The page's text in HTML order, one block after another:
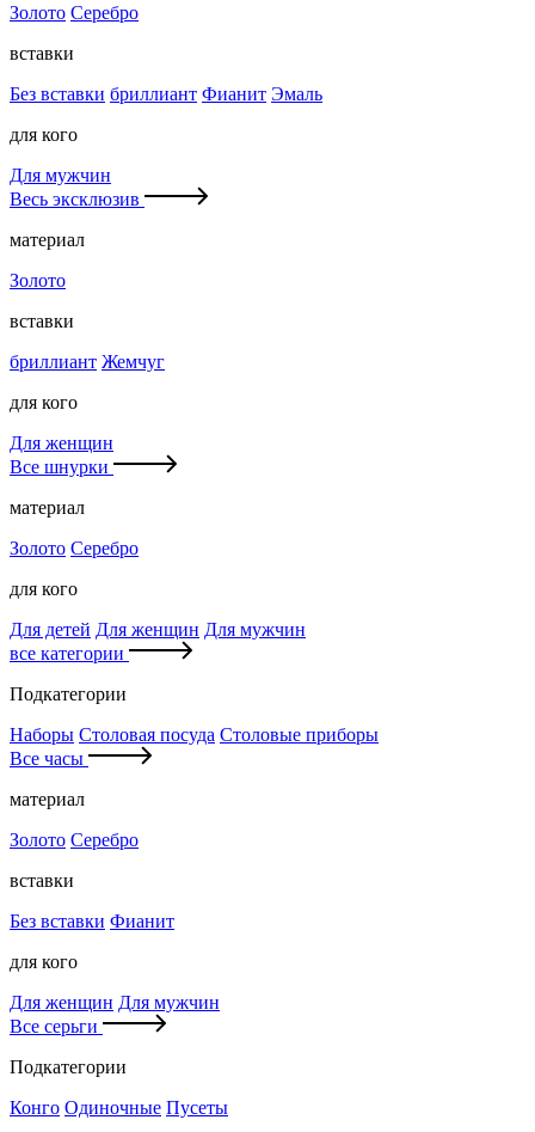
Золото Серебро
вставки
Без вставки бриллиант Фианит Эмаль
для кого
Для мужчин
Весь эксклюзив
материал
Золото
вставки
бриллиант Жемчуг
для кого
Для женщин
Все шнурки
материал
Золото Серебро
для кого
Для детей Для женщин Для мужчин
все категории
Подкатегории
Наборы Столовая посуда Столовые приборы
Все часы
материал
Золото Серебро
вставки
Без вставки Фианит
для кого
Для женщин Для мужчин
Все серьги
Подкатегории
Конго Одиночные Пусеты